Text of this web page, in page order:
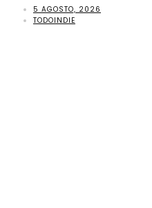
5 AGOSTO, 2026
TODOINDIE